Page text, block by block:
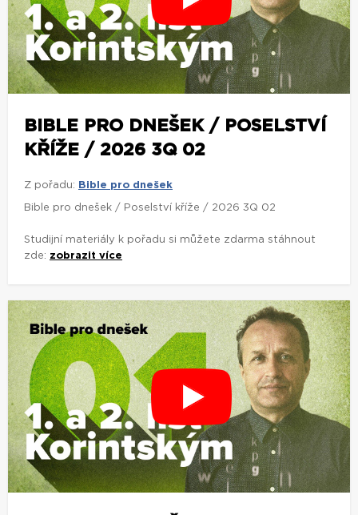
BIBLE PRO DNEŠEK / POSELSTVÍ
KŘÍŽE / 2026 3Q 02
Z pořadu: Bible pro dnešek
Bible pro dnešek / Poselství kříže / 2026 3Q 02
Studijní materiály k pořadu si můžete zdarma stáhnout
zde: zobrazit více